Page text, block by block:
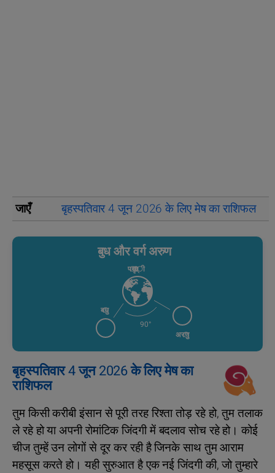
जाएँ बृहस्पतिवार 4 जून 2026 के लिए मेष का राशिफल
बुध और वर्ग अरुण
पृथ्वी
बुध
अरुण
90°
बृहस्पतिवार 4 जून 2026 के लिए मेष का
राशिफल
तुम किसी करीबी इंसान से पूरी तरह रिश्ता तोड़ रहे हो, तुम तलाक
ले रहे हो या अपनी रोमांटिक जिंदगी में बदलाव सोच रहे हो। कोई
चीज तुम्‍हें उन लोगों से दूर कर रही है जिनके साथ तुम आराम
महसूस करते हो। यही सुरुआत है एक नई जिंदगी की, जो तुम्हारे